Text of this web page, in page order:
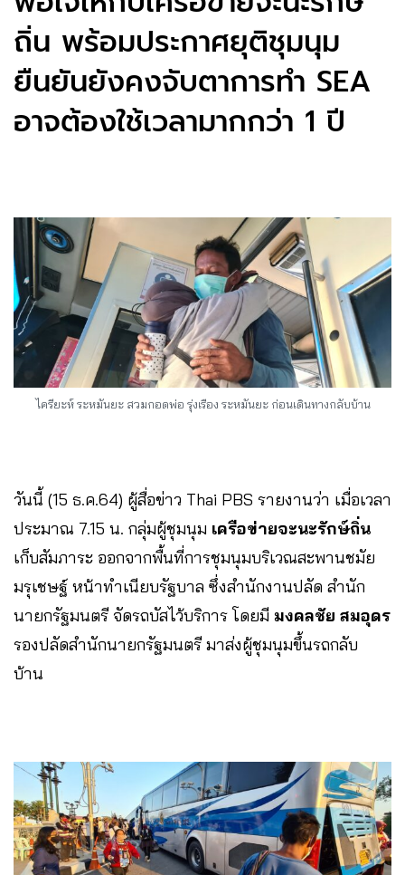
ถิ่น พร้อมประกาศยุติชุมนุม
ยืนยันยังคงจับตาการทำ SEA
อาจต้องใช้เวลามากกว่า 1 ปี
ไครียะห์ ระหมันยะ สวมกอดพ่อ รุ่งเรือง ระหมันยะ ก่อนเดินทางกลับบ้าน
วันนี้ (15 ธ.ค.64) ผู้สื่อข่าว Thai PBS รายงานว่า เมื่อเวลา
ประมาณ 7.15 น. กลุ่มผู้ชุมนุม เครือข่ายจะนะรักษ์ถิ่น
เก็บสัมภาระ ออกจากพื้นที่การชุมนุมบริเวณสะพานชมัย
มรุเชษฐ์ หน้าทำเนียบรัฐบาล ซึ่งสำนักงานปลัด สำนัก
นายกรัฐมนตรี จัดรถบัสไว้บริการ โดยมี มงคลชัย สมอุดร
รองปลัดสำนักนายกรัฐมนตรี มาส่งผู้ชุมนุมขึ้นรถกลับ
บ้าน